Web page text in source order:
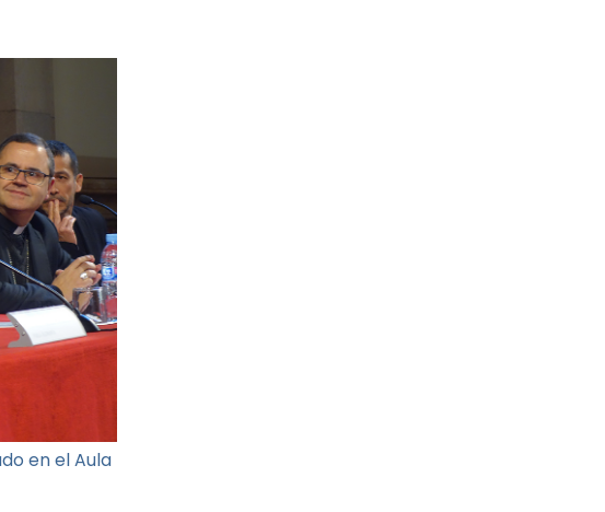
en el Aula